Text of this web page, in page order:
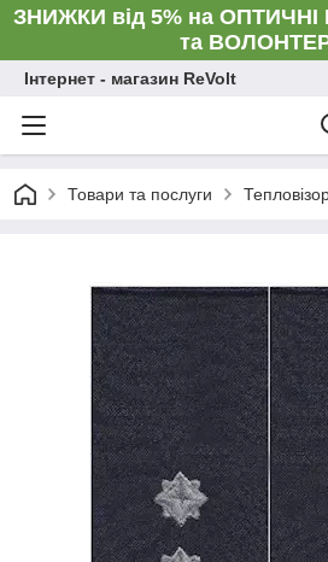
ЗНИЖКИ від 5% на
та
Інтернет - магазин ReVolt
Товари та послуги